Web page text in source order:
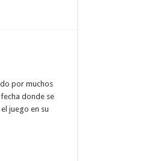
por muchos
donde se
juego en su